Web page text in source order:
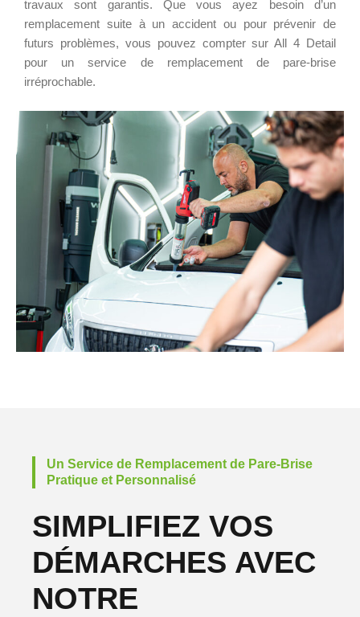
travaux sont garantis. Que vous ayez besoin d’un
remplacement suite à un accident ou pour prévenir de
futurs problèmes, vous pouvez compter sur All 4 Detail
pour un service de remplacement de pare-brise
irréprochable.
Un Service de Remplacement de Pare-Brise
Pratique et Personnalisé
SIMPLIFIEZ VOS
DÉMARCHES AVEC
NOTRE